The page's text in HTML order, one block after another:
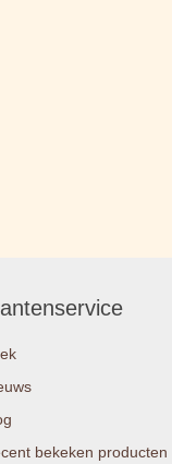
bekeken producten